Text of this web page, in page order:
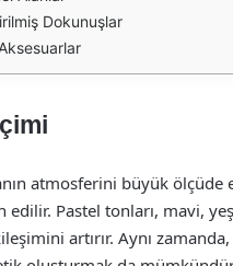
Dokunuşlar
atmosferini büyük
edilir. Pastel tonları, mavi,
artırır. Aynı